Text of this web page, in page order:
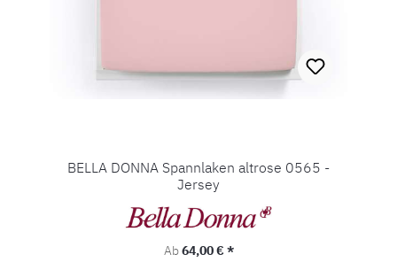
BELLA DONNA Spannlaken altrose 0565 -
Jersey
Regulärer Preis:
Ab64,00 € *